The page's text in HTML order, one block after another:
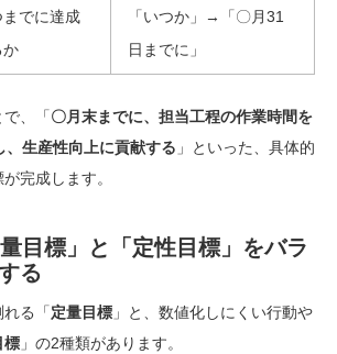
までに達成
か
「いつか」→「〇月31
日までに」
、「〇月末までに、担当工程の作業時間を
、生産性向上に貢献する 」といった、具体的
完成します。
目標」と「定性目標」をバラ
る
る「定量目標 」と、数値化しにくい行動や
標 」の2種類があります。